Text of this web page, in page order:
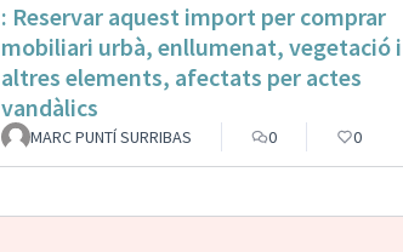
: Reservar aquest import per comprar
mobiliari urbà, enllumenat, vegetació i
altres elements, afectats per actes
vandàlics
MARC PUNTÍ SURRIBAS 0 0